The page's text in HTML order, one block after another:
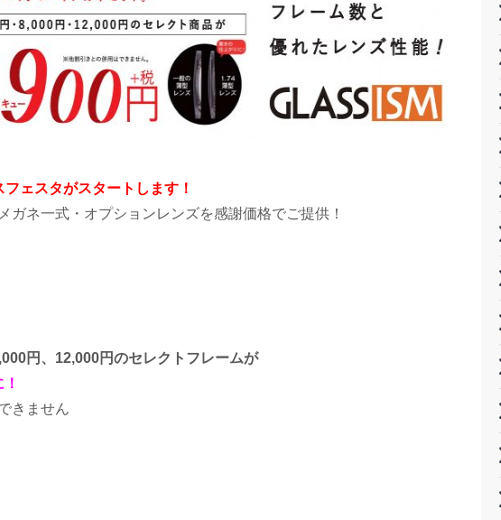
ェスタがスタートします！
ガネ一式・オプションレンズを感謝価格でご提供！
円、12,000円のセレクトフレームが
きません